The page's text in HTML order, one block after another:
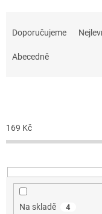
o
d
k
t
Doporučujeme
Abecedně
169 Kč
Na skladě 4